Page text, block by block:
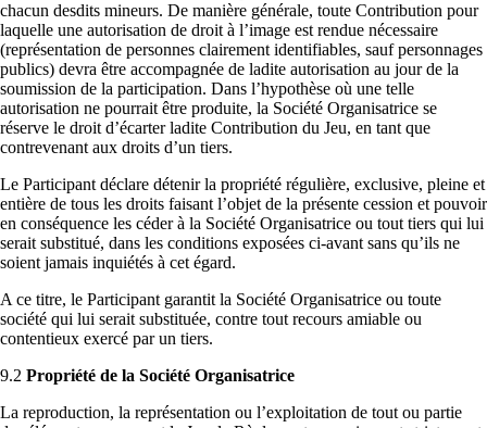
chacun desdits mineurs. De manière générale, toute Contribution pour
laquelle une autorisation de droit à l’image est rendue nécessaire
(représentation de personnes clairement identifiables, sauf personnages
publics) devra être accompagnée de ladite autorisation au jour de la
soumission de la participation. Dans l’hypothèse où une telle
autorisation ne pourrait être produite, la Société Organisatrice se
réserve le droit d’écarter ladite Contribution du Jeu, en tant que
contrevenant aux droits d’un tiers.
Le Participant déclare détenir la propriété régulière, exclusive, pleine et
entière de tous les droits faisant l’objet de la présente cession et pouvoir
en conséquence les céder à la Société Organisatrice ou tout tiers qui lui
serait substitué, dans les conditions exposées ci-avant sans qu’ils ne
soient jamais inquiétés à cet égard.
A ce titre, le Participant garantit la Société Organisatrice ou toute
société qui lui serait substituée, contre tout recours amiable ou
contentieux exercé par un tiers.
9.2 Propriété de la Société Organisatrice
La reproduction, la représentation ou l’exploitation de tout ou partie